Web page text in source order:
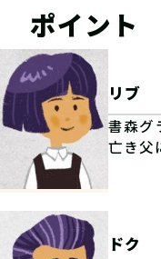
ポイント
リブ
書森グ
亡き父
ドク